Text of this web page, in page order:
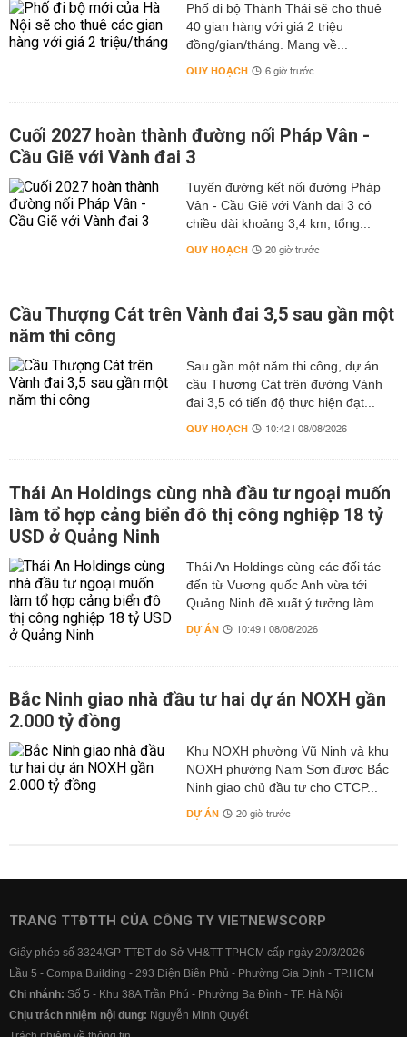
Phố đi bộ Thành Thái sẽ cho thuê
40 gian hàng với giá 2 triệu
đồng/gian/tháng. Mang về...
QUY HOẠCH 6 giờ trước
Cuối 2027 hoàn thành đường nối Pháp Vân -
Cầu Giẽ với Vành đai 3
Tuyến đường kết nối đường Pháp
Vân - Cầu Giẽ với Vành đai 3 có
chiều dài khoảng 3,4 km, tổng...
QUY HOẠCH 20 giờ trước
Cầu Thượng Cát trên Vành đai 3,5 sau gần một
năm thi công
Sau gần một năm thi công, dự án
cầu Thượng Cát trên đường Vành
đai 3,5 có tiến độ thực hiện đạt...
QUY HOẠCH 10:42 | 08/08/2026
Thái An Holdings cùng nhà đầu tư ngoại muốn
làm tổ hợp cảng biển đô thị công nghiệp 18 tỷ
USD ở Quảng Ninh
Thái An Holdings cùng các đối tác
đến từ Vương quốc Anh vừa tới
Quảng Ninh đề xuất ý tưởng làm...
DỰ ÁN 10:49 | 08/08/2026
Bắc Ninh giao nhà đầu tư hai dự án NOXH gần
2.000 tỷ đồng
Khu NOXH phường Vũ Ninh và khu
NOXH phường Nam Sơn được Bắc
Ninh giao chủ đầu tư cho CTCP...
DỰ ÁN 20 giờ trước
TRANG TTĐTTH CỦA CÔNG TY VIETNEWSCORP
Giấy phép số 3324/GP-TTĐT do Sở VH&TT TPHCM cấp ngày 20/3/2026
Lầu 5 - Compa Building - 293 Điện Biên Phủ - Phường Gia Định - TP.HCM
Chi nhánh: Số 5 - Khu 38A Trần Phú - Phường Ba Đình - TP. Hà Nội
Chịu trách nhiệm nội dung: Nguyễn Minh Quyết